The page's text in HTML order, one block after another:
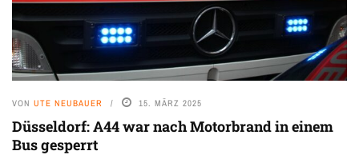
VON UTE NEUBAUER 15. MÄRZ 2025
Düsseldorf: A44 war nach Motorbrand in einem
Bus gesperrt